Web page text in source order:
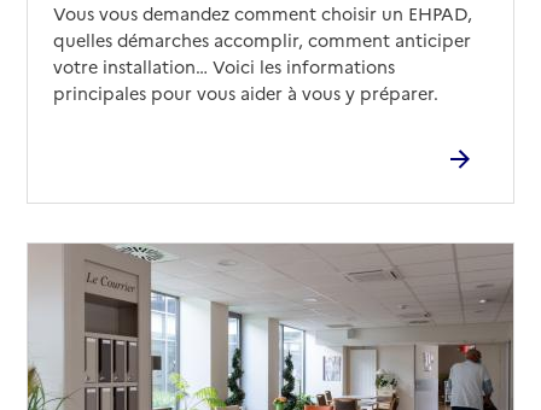
Vous vous demandez comment choisir un EHPAD,
quelles démarches accomplir, comment anticiper
votre installation… Voici les informations
principales pour vous aider à vous y préparer.